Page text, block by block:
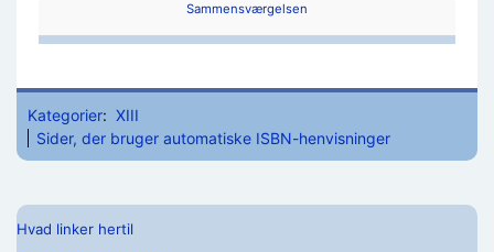
Sammensværgelsen
Kategorier: XIII
Sider, der bruger automatiske ISBN-henvisninger
Hvad linker hertil